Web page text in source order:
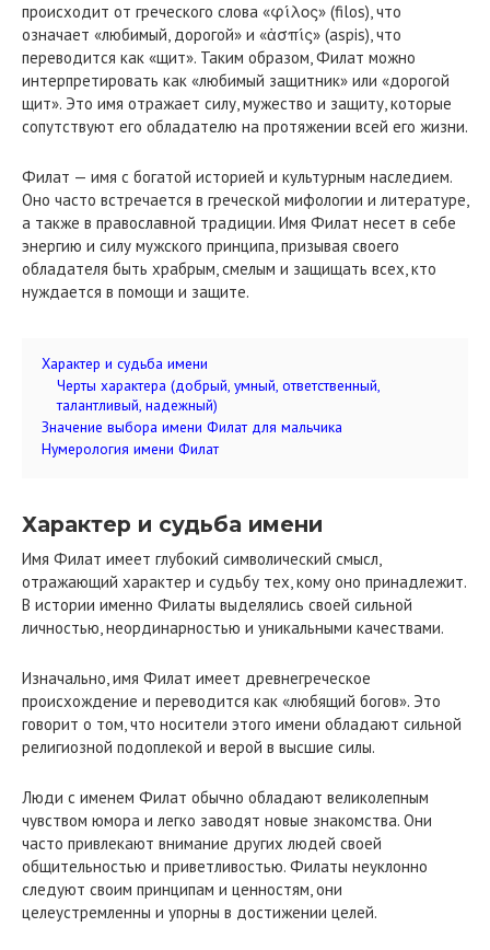
происходит от греческого слова «φίλος» (filos), что
означает «любимый, дорогой» и «ἀσπίς» (aspis), что
переводится как «щит». Таким образом, Филат можно
интерпретировать как «любимый защитник» или «дорогой
щит». Это имя отражает силу, мужество и защиту, которые
сопутствуют его обладателю на протяжении всей его жизни.
Филат — имя с богатой историей и культурным наследием.
Оно часто встречается в греческой мифологии и литературе,
а также в православной традиции. Имя Филат несет в себе
энергию и силу мужского принципа, призывая своего
обладателя быть храбрым, смелым и защищать всех, кто
нуждается в помощи и защите.
Характер и судьба имени
Черты характера (добрый, умный, ответственный,
талантливый, надежный)
Значение выбора имени Филат для мальчика
Нумерология имени Филат
Характер и судьба имени
Имя Филат имеет глубокий символический смысл,
отражающий характер и судьбу тех, кому оно принадлежит.
В истории именно Филаты выделялись своей сильной
личностью, неординарностью и уникальными качествами.
Изначально, имя Филат имеет древнегреческое
происхождение и переводится как «любящий богов». Это
говорит о том, что носители этого имени обладают сильной
религиозной подоплекой и верой в высшие силы.
Люди с именем Филат обычно обладают великолепным
чувством юмора и легко заводят новые знакомства. Они
часто привлекают внимание других людей своей
общительностью и приветливостью. Филаты неуклонно
следуют своим принципам и ценностям, они
целеустремленны и упорны в достижении целей.